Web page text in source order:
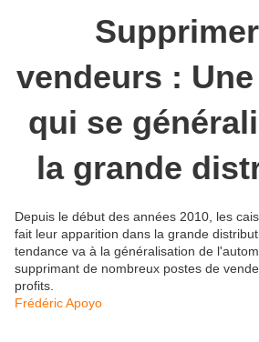
vendeurs :
qui se
la grande
Depuis le début des années 2010, les
fait leur apparition dans la grande
tendance va à la généralisation de
supprimant de nombreux postes de
profits.
Frédéric Apoyo